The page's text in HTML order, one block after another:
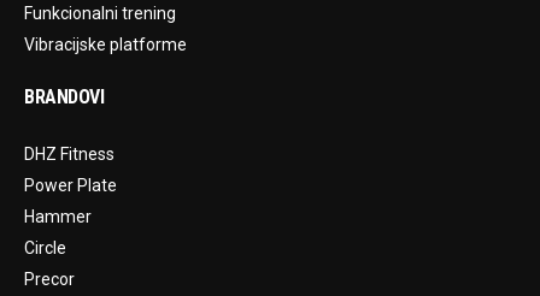
Funkcionalni trening
Vibracijske platforme
BRANDOVI
DHZ Fitness
Power Plate
Hammer
Circle
Precor